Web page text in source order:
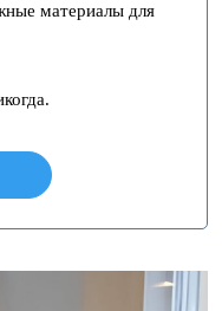
материалы для